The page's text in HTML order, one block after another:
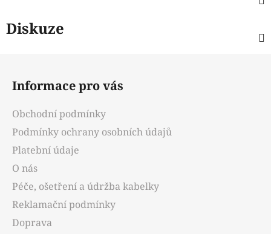
Diskuze
Informace pro vás
Obchodní podmínky
Podmínky ochrany osobních údajů
Platební údaje
O nás
Péče, ošetření a údržba kabelky
Reklamační podmínky
Doprava